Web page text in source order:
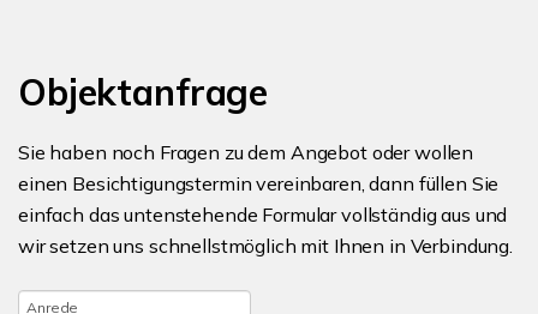
Objektanfrage
Sie haben noch Fragen zu dem Angebot oder wollen
einen Besichtigungstermin vereinbaren, dann füllen Sie
einfach das untenstehende Formular vollständig aus und
wir setzen uns schnellstmöglich mit Ihnen in Verbindung.